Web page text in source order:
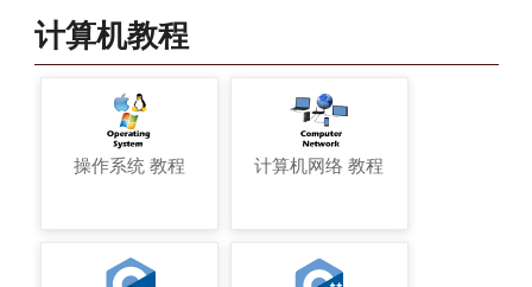
计算机教程
操作系统 教程 计算机网络 教程